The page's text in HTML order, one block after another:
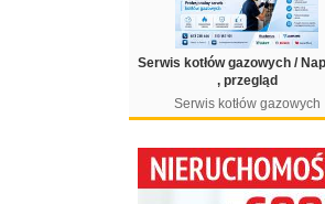
Serwis kotłów gazowych /
, przegląd
Serwis kotłów gazowych